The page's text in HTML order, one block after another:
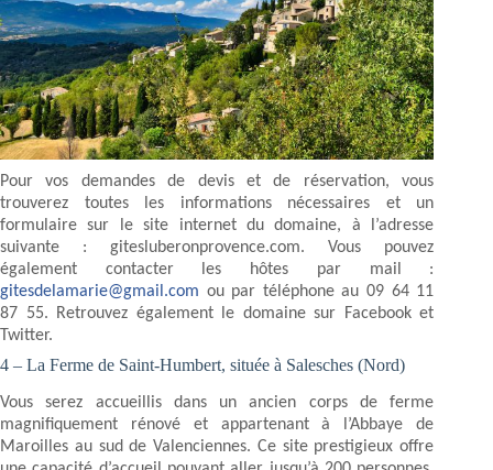
Pour vos demandes de devis et de réservation, vous
trouverez toutes les informations nécessaires et un
formulaire sur le site internet du domaine, à l’adresse
suivante : gitesluberonprovence.com. Vous pouvez
également contacter les hôtes par mail :
gitesdelamarie@gmail.com ou par téléphone au 09 64 11
87 55. Retrouvez également le domaine sur Facebook et
Twitter.
4 – La Ferme de Saint-Humbert, située à Salesches (Nord)
Vous serez accueillis dans un ancien corps de ferme
magnifiquement rénové et appartenant à l’Abbaye de
Maroilles au sud de Valenciennes. Ce site prestigieux offre